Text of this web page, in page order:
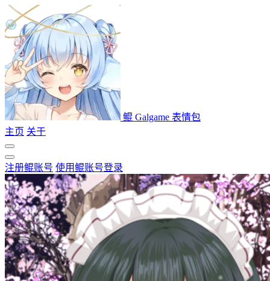
鲲 Galgame 表情包
主页 关于
注册鲲账号 使用鲲账号登录